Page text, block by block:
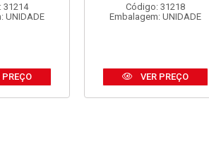
31214
UNIDADE
PREÇO
Código: 31218
Embalagem: UNIDADE
VER PREÇO